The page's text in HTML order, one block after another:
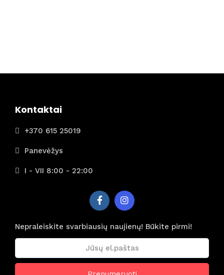
Kontaktai
+370 615 25019
Panevėžys
I - VII 8:00 - 22:00
Nepraleiskite svarbiausių naujienų! Būkite pirmi!